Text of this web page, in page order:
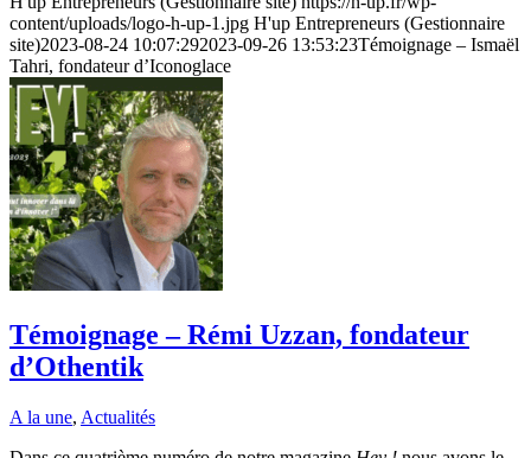
content/uploads/logo-h-up-1.jpg H'up Entrepreneurs (Gestionnaire
site)2023-08-24 10:07:292023-09-26 13:53:23Témoignage – Ismaël
Tahri, fondateur d’Iconoglace
Témoignage – Rémi Uzzan, fondateur
d’Othentik
A la une, Actualités